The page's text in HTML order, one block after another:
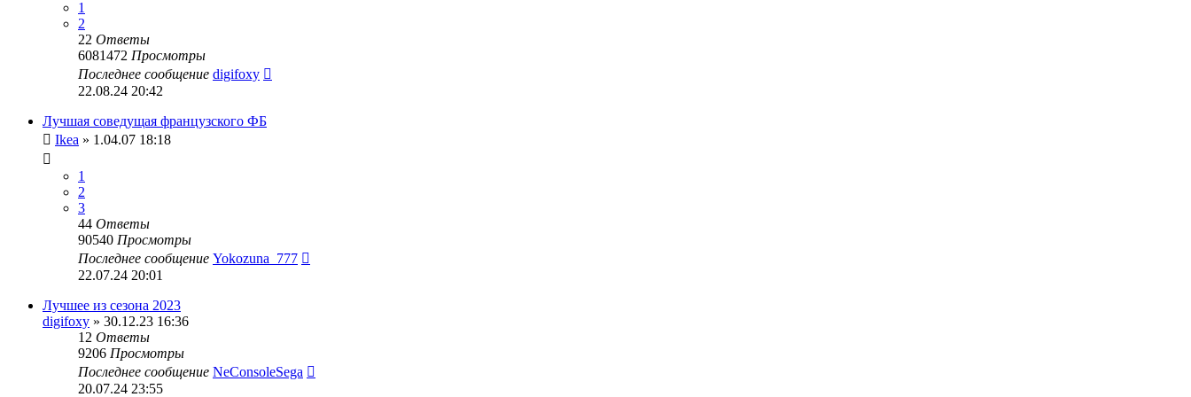
1
2
22 Ответы
6081472 Просмотры
Последнее сообщение digifoxy
22.08.24 20:42
Лучшая соведущая французского ФБ
Ikea » 1.04.07 18:18
1
2
3
44 Ответы
90540 Просмотры
Последнее сообщение Yokozuna_777
22.07.24 20:01
Лучшее из сезона 2023
digifoxy » 30.12.23 16:36
12 Ответы
9206 Просмотры
Последнее сообщение NeConsoleSega
20.07.24 23:55